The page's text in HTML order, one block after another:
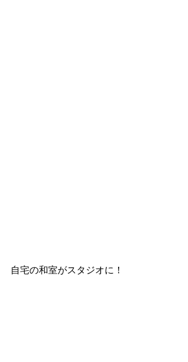
自宅の和室がスタジオに！